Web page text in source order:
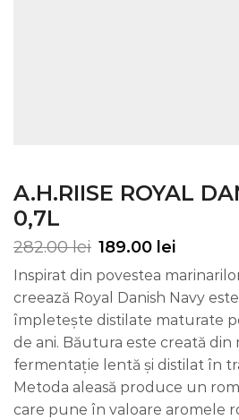
A.H.RIISE ROYAL
0,7L
282.00lei 189.00 lei
Inspirat din povestea
creează Royal Danish Navy
împletește distilate maturate
de ani. Băutura este creată
fermentație lentă și distilat în
Metoda aleasă produce un
care pune în valoare aromele